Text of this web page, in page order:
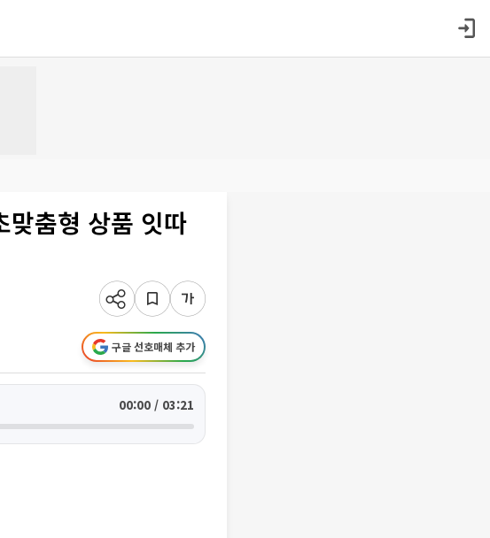
춤형 상품 잇따
구글 선호매체 추가
00:00 / 03:21